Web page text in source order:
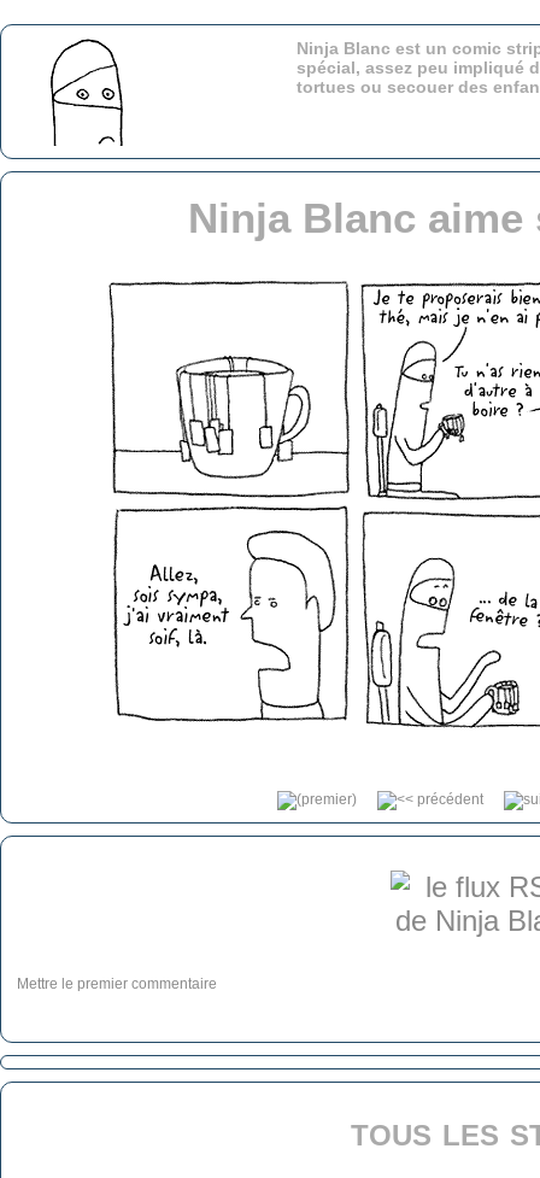
Ninja Blanc est un comic
spécial, assez peu impliqué
tortues ou secouer des
Ninja Blanc
Mettre le premier commentaire
tous les